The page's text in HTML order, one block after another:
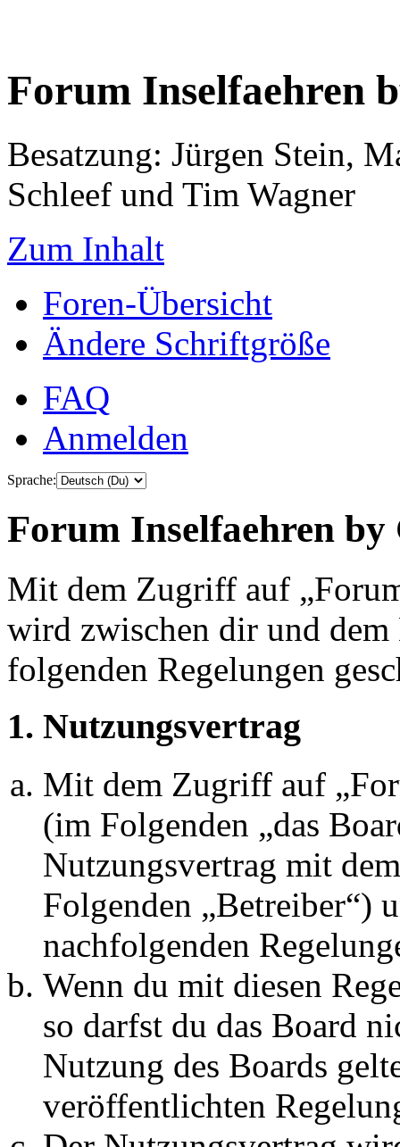
Forum Inselfaehren
Besatzung: Jürgen Stein,
Schleef und Tim Wagner
Zum Inhalt
Foren-Übersicht
Ändere Schriftgröße
FAQ
Anmelden
Sprache:
Forum Inselfaehren
Mit dem Zugriff auf
wird zwischen dir und
folgenden Regelungen
1. Nutzungsvertrag
Mit dem Zugriff auf
(im Folgenden „das
Nutzungsvertrag mit
Folgenden „Betreiber“)
nachfolgenden
Wenn du mit diesen
so darfst du das Board
Nutzung des Boards
veröffentlichten